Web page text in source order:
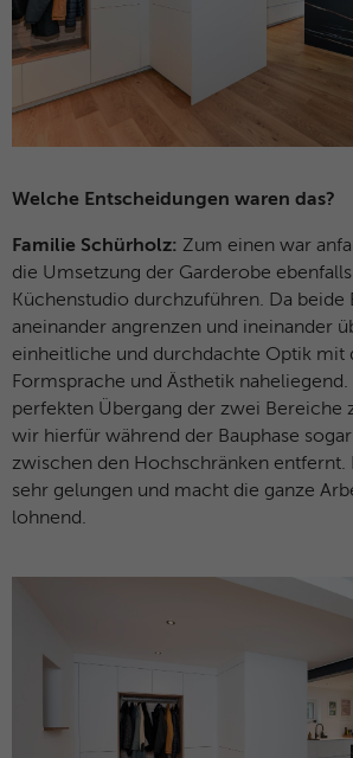
Welche Entscheidungen waren das?
Familie Schürholz: Zum einen war
die Umsetzung der Garderobe
Küchenstudio durchzuführen. Da beide
aneinander angrenzen und ineinander
einheitliche und durchdachte Optik mit
Formsprache und Ästhetik
perfekten Übergang der zwei Bereiche
wir hierfür während der Bauphase
zwischen den Hochschränken entfernt.
sehr gelungen und macht die ganze
lohnend.
Zweck
Identifiziert eindeutige
Microsoft-Websites
Cookies wird für
Analysen und andere
verwendet.
Anbieter Microsoft Clarity
Laufzeit Browsersession
Zweck
Wird zum
Microsoft-Domains